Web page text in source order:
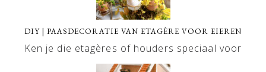
DIY | PAASDECORATIE VAN ETAGÈRE VOOR EIEREN
Ken je die etagères of houders speciaal voor